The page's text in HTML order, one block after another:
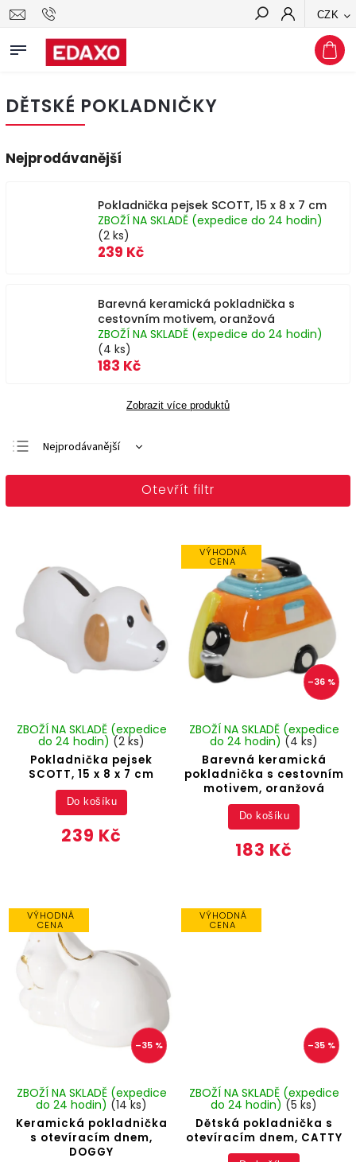
CZK
Hledat
DĚTSKÉ POKLADNIČKY
Nejprodávanější
Pokladnička pejsek SCOTT, 15 x 8 x 7 cm
ZBOŽÍ NA SKLADĚ (expedice do 24 hodin)
(2 ks)
239 Kč
Barevná keramická pokladnička s
cestovním motivem, oranžová
ZBOŽÍ NA SKLADĚ (expedice do 24 hodin)
(4 ks)
183 Kč
Zobrazit více produktů
Doporučujeme
Nejprodávanější
Otevřít filtr
Pokladnička pejsek
SCOTT, 15 x 8 x 7 cm
ZBOŽÍ NA SKLADĚ (expedice
do 24 hodin) (2 ks)
239 Kč
Do košíku
VÝHODNÁ
CENA
–36 %
Barevná keramická
pokladnička s cestovním
motivem, oranžová
ZBOŽÍ NA SKLADĚ (expedice
do 24 hodin) (4 ks)
183 Kč
Do košíku
VÝHODNÁ
CENA
–35 %
Keramická pokladnička
s otevíracím dnem,
DOGGY
ZBOŽÍ NA SKLADĚ (expedice
do 24 hodin) (14 ks)
VÝHODNÁ
CENA
–35 %
Dětská pokladnička s
otevíracím dnem, CATTY
ZBOŽÍ NA SKLADĚ (expedice
do 24 hodin) (5 ks)